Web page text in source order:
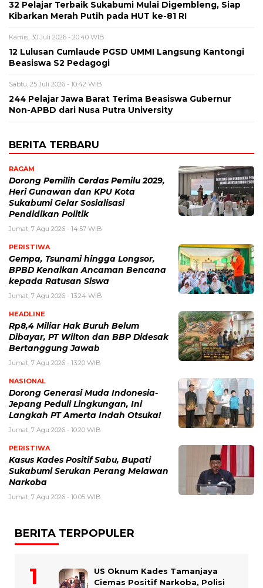
32 Pelajar Terbaik Sukabumi Mulai Digembleng, Siap
Kibarkan Merah Putih pada HUT ke-81 RI
Kamis, 30 Juli 2026 - 20:40 WIB
12 Lulusan Cumlaude PGSD UMMI Langsung Kantongi
Beasiswa S2 Pedagogi
Sabtu, 25 Juli 2026 - 10:42 WIB
244 Pelajar Jawa Barat Terima Beasiswa Gubernur
Non-APBD dari Nusa Putra University
BERITA TERBARU
RAGAM
Dorong Pemilih Cerdas Pemilu 2029,
Heri Gunawan dan KPU Kota
Sukabumi Gelar Sosialisasi
Pendidikan Politik
Jumat, 7 Agu 2026 - 14:57 WIB
PERISTIWA
Gempa, Tsunami hingga Longsor,
BPBD Kenalkan Ancaman Bencana
kepada Ratusan Siswa
Jumat, 7 Agu 2026 - 13:24 WIB
HEADLINE
Rp8,4 Miliar Hak Buruh Belum
Dibayar, PT Wilton dan BBP Didesak
Bertanggung Jawab
Jumat, 7 Agu 2026 - 13:20 WIB
NASIONAL
Dorong Generasi Muda Indonesia-
Jepang Peduli Lingkungan, Ini
Langkah PT Amerta Indah Otsuka!
Jumat, 7 Agu 2026 - 10:20 WIB
PERISTIWA
Kasus Kades Positif Sabu, Bupati
Sukabumi Serukan Perang Melawan
Narkoba
Jumat, 7 Agu 2026 - 10:05 WIB
BERITA TERPOPULER
US Oknum Kades Tamanjaya
Ciemas Positif Narkoba, Polisi